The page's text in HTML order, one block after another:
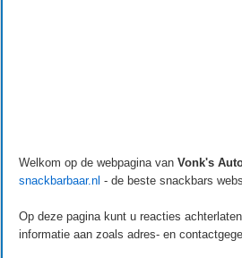
Welkom op de webpagina van Vonk's
snackbarbaar.nl - de beste snackbars
Op deze pagina kunt u reacties
informatie aan zoals adres- en